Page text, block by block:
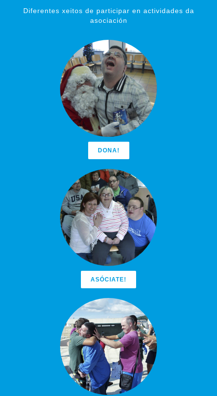
Diferentes xeitos de participar en actividades da
asociación
DONA!
ASÓCIATE!